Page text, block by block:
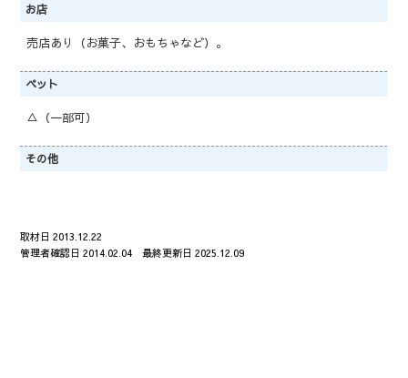
お店
売店あり（お菓子、おもちゃなど）。
ペット
△（一部可）
その他
取材日 2013.12.22
管理者確認日 2014.02.04 最終更新日 2025.12.09